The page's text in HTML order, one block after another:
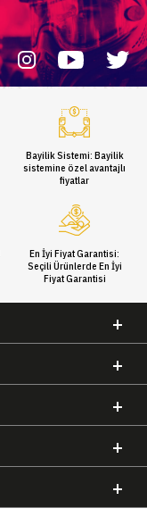
Bayilik Sistemi: Bayilik
sistemine özel avantajlı
fiyatlar
En İyi Fiyat Garantisi:
Seçili Ürünlerde En İyi
Fiyat Garantisi